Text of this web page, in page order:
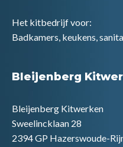
Het kitbedrijf voor:
Badkamers, keukens,
Bleijenberg
Bleijenberg Kitwerken
Sweelincklaan 28
2394 GP Hazerswoude-